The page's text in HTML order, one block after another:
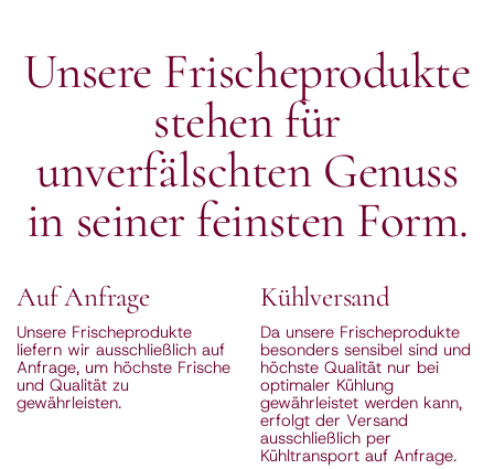
Unsere Frischeprodukte
stehen für
unverfälschten Genuss
in seiner feinsten Form.
Auf Anfrage
Unsere Frischeprodukte
liefern wir ausschließlich auf
Anfrage, um höchste Frische
und Qualität zu
gewährleisten.
Kühlversand
Da unsere Frischeprodukte
besonders sensibel sind und
höchste Qualität nur bei
optimaler Kühlung
gewährleistet werden kann,
erfolgt der Versand
ausschließlich per
Kühltransport auf Anfrage.